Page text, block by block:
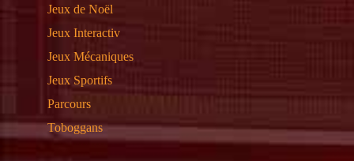
Jeux de Noël
Jeux Interactiv
Jeux Mécaniques
Jeux Sportifs
Parcours
Toboggans